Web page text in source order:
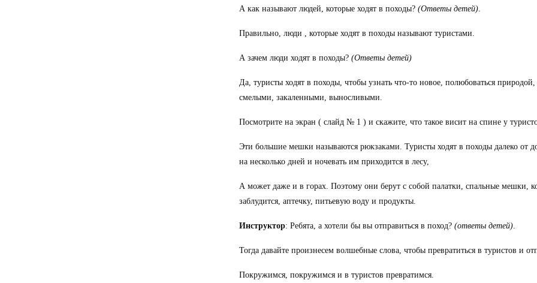
А как называют людей, которые ходят в походы? (Ответы детей).
Правильно, люди , которые ходят в походы называют туристами.
А зачем люди ходят в походы? (Ответы детей)
Да, туристы ходят в походы, чтобы узнать что-то новое, полюбоваться
смелыми, закаленными, выносливыми.
Посмотрите на экран ( слайд № 1 ) и скажите, что такое висит на спине у
Эти большие мешки называются рюкзаками. Туристы ходят в походы далеко от
на несколько дней и ночевать им приходится в лесу,
А может даже и в горах. Поэтому они берут с собой палатки, спальные мешки,
заблудится, аптечку, питьевую воду и продукты.
Инструктор: Ребята, а хотели бы вы отправиться в поход? (ответы детей).
Тогда давайте произнесем волшебные слова, чтобы превратиться в туристов и
Покружимся, покружимся и в туристов превратимся.